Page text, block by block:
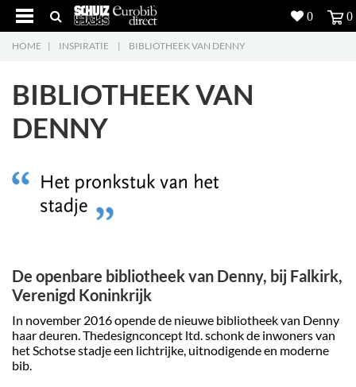
5
Producten
Projecten
Inspiratie
Downloads
Over ons
HOME | INSPIRATIE | BIBLIOTHEEK VAN DENNY
BIBLIOTHEEK VAN
DENNY
De openbare bibliotheek van Denny, bij Falkirk,
Verenigd Koninkrijk
In november 2016 opende de nieuwe bibliotheek van Denny
haar deuren. Thedesignconcept ltd. schonk de inwoners van
het Schotse stadje een lichtrijke, uitnodigende en moderne
bib.
0 0